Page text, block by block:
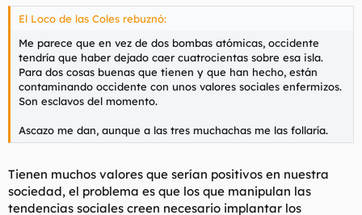
El Loco de las Coles rebuznó:
Me parece que en vez de dos bombas atómicas, occidente
tendría que haber dejado caer cuatrocientas sobre esa isla.
Para dos cosas buenas que tienen y que han hecho, están
contaminando occidente con unos valores sociales enfermizos.
Son esclavos del momento.
Ascazo me dan, aunque a las tres muchachas me las follaría.
Tienen muchos valores que serían positivos en nuestra
sociedad, el problema es que los que manipulan las
tendencias sociales creen necesario implantar los